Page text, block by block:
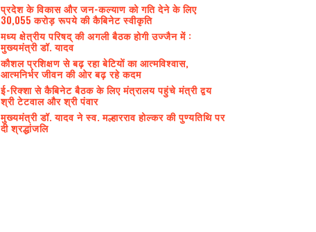
प्रदेश के विकास और जन-कल्याण को गति देने के लिए
30,055 करोड़ रूपये की कैबिनेट स्वीकृति
मध्य क्षेत्रीय परिषद् की अगली बैठक होगी उज्जैन में :
मुख्यमंत्री डॉ. यादव
कौशल प्रशिक्षण से बढ़ रहा बेटियों का आत्मविश्वास,
आत्मनिर्भर जीवन की ओर बढ़ रहे कदम
ई-रिक्शा से कैबिनेट बैठक के लिए मंत्रालय पहुंचे मंत्री द्वय
श्री टेटवाल और श्री पंवार
मुख्यमंत्री डॉ. यादव ने स्व. मल्हारराव होल्कर की पुण्यतिथि पर
दी श्रद्धांजलि